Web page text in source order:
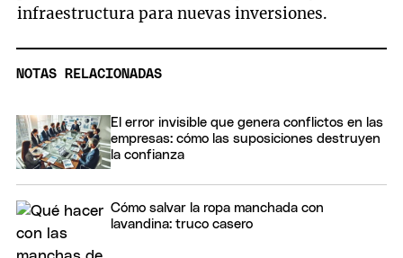
infraestructura para nuevas inversiones.
NOTAS RELACIONADAS
El error invisible que genera conflictos en las
empresas: cómo las suposiciones destruyen
la confianza
Cómo salvar la ropa manchada con
lavandina: truco casero